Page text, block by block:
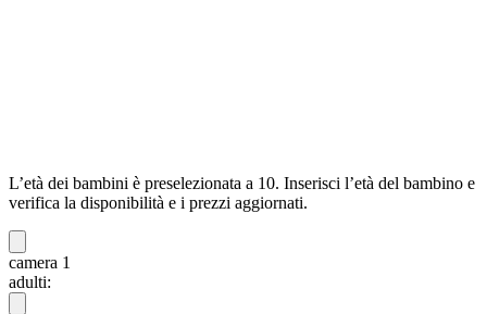
L’età dei bambini è preselezionata a 10. Inserisci l’età del bambino e
verifica la disponibilità e i prezzi aggiornati.
camera 1
adulti: